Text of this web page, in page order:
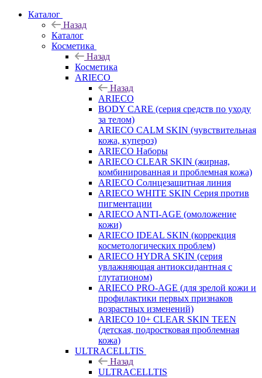
Каталог
Назад
Каталог
Косметика
Назад
Косметика
ARIECO
Назад
ARIECO
BODY CARE (серия средств по уходу
за телом)
ARIECO CALM SKIN (чувствительная
кожа, купероз)
ARIECO Наборы
ARIECO CLEAR SKIN (жирная,
комбинированная и проблемная кожа)
ARIECO Солнцезащитная линия
ARIECO WHITE SKIN Серия против
пигментации
ARIECO ANTI-AGE (омоложение
кожи)
ARIECO IDEAL SKIN (коррекция
косметологических проблем)
ARIECO HYDRA SKIN (серия
увлажняющая антиоксидантная с
глутатионом)
ARIECO PRO-AGE (для зрелой кожи и
профилактики первых признаков
возрастных изменений)
ARIECO 10+ CLEAR SKIN TEEN
(детская, подростковая проблемная
кожа)
ULTRACELLTIS
Назад
ULTRACELLTIS